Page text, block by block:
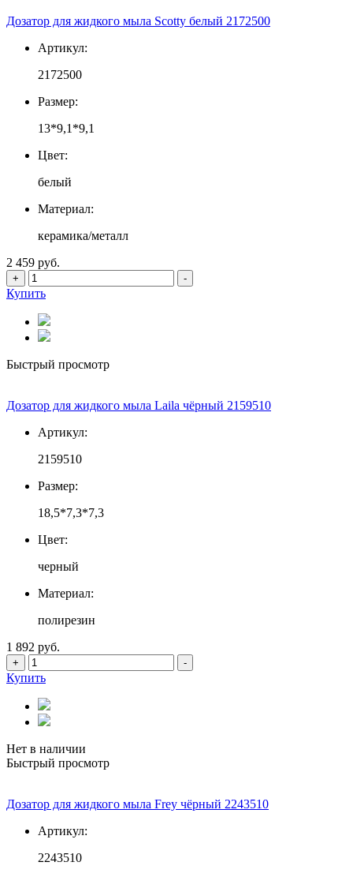
Дозатор для жидкого мыла Scotty белый 2172500
Артикул:
2172500
Размер:
13*9,1*9,1
Цвет:
белый
Материал:
керамика/металл
2 459 руб.
+ -
Купить
Быстрый просмотр
Дозатор для жидкого мыла Laila чёрный 2159510
Артикул:
2159510
Размер:
18,5*7,3*7,3
Цвет:
черный
Материал:
полирезин
1 892 руб.
+ -
Купить
Нет в наличии
Быстрый просмотр
Дозатор для жидкого мыла Frey чёрный 2243510
Артикул:
2243510